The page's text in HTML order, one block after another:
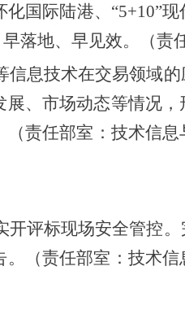
国际陆港、 “5+10”
落地、早见效。（责
息技术在交易领域
、市场动态等情况
（责任部室： 技术信息
开评标现场安全管控。
（责任部室： 技术信